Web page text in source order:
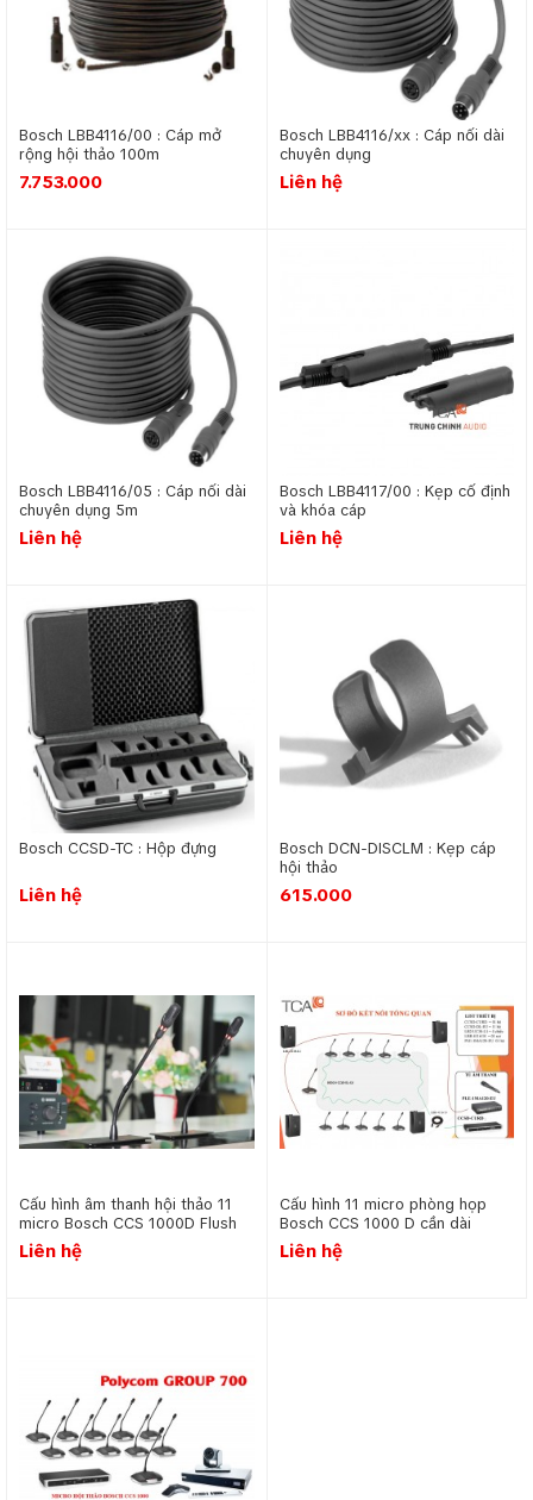
Bosch LBB4116/00 : Cáp mở
rộng hội thảo 100m
7.753.000
Bosch LBB4116/xx : Cáp nối dài
chuyên dụng
Liên hệ
Bosch LBB4116/05 : Cáp nối dài
chuyên dụng 5m
Liên hệ
Bosch LBB4117/00 : Kẹp cố định
và khóa cáp
Liên hệ
Bosch CCSD-TC : Hộp đựng
Liên hệ
Bosch DCN-DISCLM : Kẹp cáp
hội thảo
615.000
Cấu hình âm thanh hội thảo 11
micro Bosch CCS 1000D Flush
Liên hệ
Cấu hình 11 micro phòng họp
Bosch CCS 1000 D cần dài
Liên hệ